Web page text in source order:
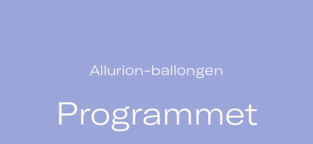
Allurion-ballongen
Programmet